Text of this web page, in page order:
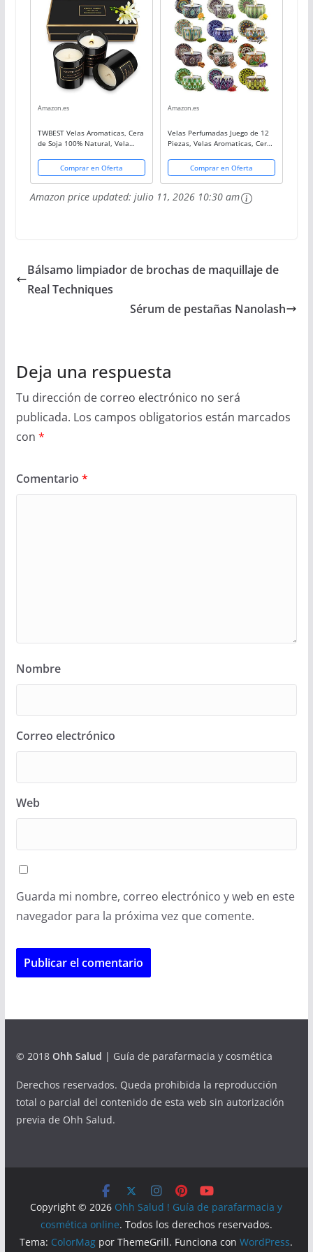
Amazon.es
TWBEST Velas Aromaticas, Cera
de Soja 100% Natural, Vela
Velas Perfumadas,
Aromaterapia Relajación Baño
Yoga Acción de Gracias...
Comprar en Oferta
Amazon.es
Velas Perfumadas Juego de 12
Piezas, Velas Aromaticas, Cera
Decoración Yoga Baño
Dormitorio, Relajación Fiesta
Boda Baño Yoga...
Comprar en Oferta
Amazon price updated: julio 11, 2026 10:30 am
Bálsamo limpiador de brochas de maquillaje de
Real Techniques
Sérum de pestañas Nanolash
Deja una respuesta
Tu dirección de correo electrónico no será
publicada. Los campos obligatorios están marcados
con *
Comentario *
Nombre
Correo electrónico
Web
Guarda mi nombre, correo electrónico y web en este
navegador para la próxima vez que comente.
© 2018 Ohh Salud | Guía de parafarmacia y cosmética
Derechos reservados. Queda prohibida la reproducción
total o parcial del contenido de esta web sin autorización
previa de Ohh Salud.
Copyright © 2026 Ohh Salud ! Guía de parafarmacia y
cosmética online. Todos los derechos reservados.
Tema: ColorMag por ThemeGrill. Funciona conWordPress.